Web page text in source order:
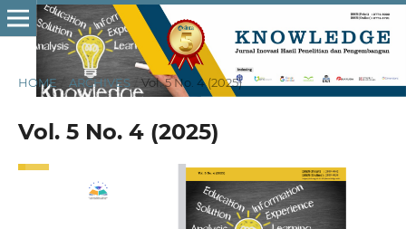
HOME ARCHIVES / Vol. 5 No. 4 (2025)
Vol. 5 No. 4 (2025)